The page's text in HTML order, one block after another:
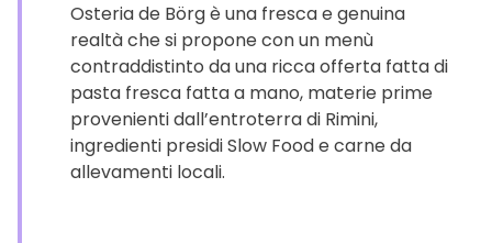
Osteria de Börg è una fresca e genuina
realtà che si propone con un menù
contraddistinto da una ricca offerta fatta di
pasta fresca fatta a mano, materie prime
provenienti dall’entroterra di Rimini,
ingredienti presidi Slow Food e carne da
allevamenti locali.